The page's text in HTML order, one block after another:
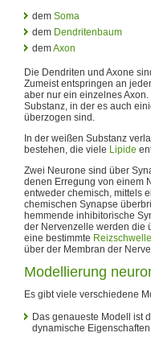
dem Soma
dem Dendritenbaum
demAxon
Die Dendriten und Axone
Zumeist entspringen an
aber nur ein einzelnes
Substanz, in der es auch
überzogen sind.
In der weißen Substanz
bestehen, die viele Lipide
Zwei Neurone sind über
denen Erregung von einem
entweder chemisch, mittels
chemischen Synapse
hemmende inhibitorische
der Nervenzelle werden die
eine bestimmte Reizschwelle
über der Membran der
Modellierung
Es gibt viele verschiedene
Das genaueste Modell ist
dynamische